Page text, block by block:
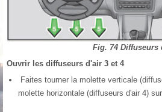
Fig. 74 Diffuseurs
Ouvrir les diffuseurs d'air 3 et 4
Faites tourner la molette verticale
molette horizontale (diffuseurs d'air 4)